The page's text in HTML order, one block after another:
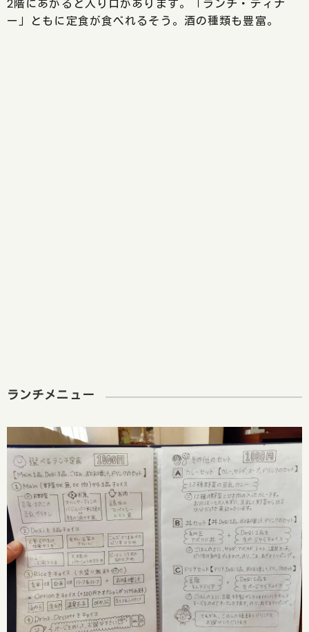
2階にあがると入り口があります。「ランチ・ディナ
ー」ともに定食が食べれるそう。酒の種類も豊富。
ランチメニュー